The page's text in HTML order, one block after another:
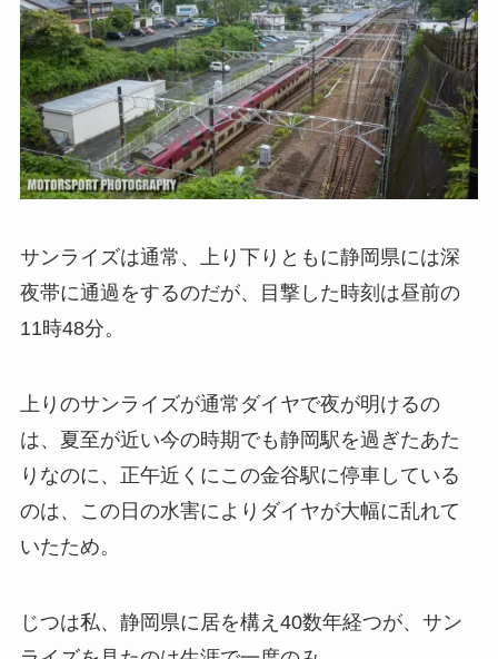
サンライズは通常、上り下りともに静岡県には深
夜帯に通過をするのだが、目撃した時刻は昼前の
11時48分。
上りのサンライズが通常ダイヤで夜が明けるの
は、夏至が近い今の時期でも静岡駅を過ぎたあた
りなのに、正午近くにこの金谷駅に停車している
のは、この日の水害によりダイヤが大幅に乱れて
いたため。
じつは私、静岡県に居を構え40数年経つが、サン